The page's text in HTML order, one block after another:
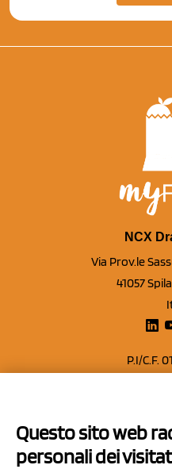
NCX
Via Prov.le
41057
P.I/C.F.
Capitale
Questo sito web
personali dei